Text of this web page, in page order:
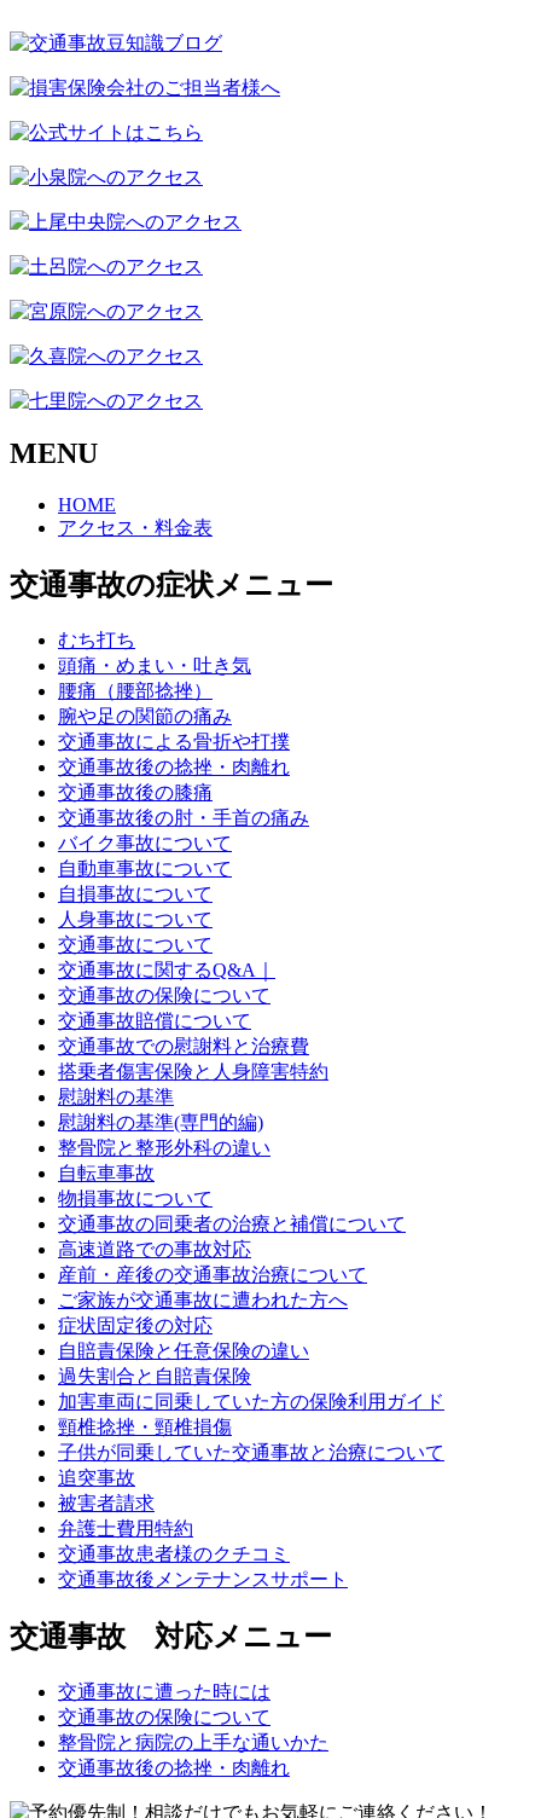
MENU
HOME
アクセス・料金表
交通事故の症状メニュー
むち打ち
頭痛・めまい・吐き気
腰痛（腰部捻挫）
腕や足の関節の痛み
交通事故による骨折や打撲
交通事故後の捻挫・肉離れ
交通事故後の膝痛
交通事故後の肘・手首の痛み
バイク事故について
自動車事故について
自損事故について
人身事故について
交通事故について
交通事故に関するQ&A｜
交通事故の保険について
交通事故賠償について
交通事故での慰謝料と治療費
搭乗者傷害保険と人身障害特約
慰謝料の基準
慰謝料の基準(専門的編)
整骨院と整形外科の違い
自転車事故
物損事故について
交通事故の同乗者の治療と補償について
高速道路での事故対応
産前・産後の交通事故治療について
ご家族が交通事故に遭われた方へ
症状固定後の対応
自賠責保険と任意保険の違い
過失割合と自賠責保険
加害車両に同乗していた方の保険利用ガイド
頸椎捻挫・頸椎損傷
子供が同乗していた交通事故と治療について
追突事故
被害者請求
弁護士費用特約
交通事故患者様のクチコミ
交通事故後メンテナンスサポート
交通事故 対応メニュー
交通事故に遭った時には
交通事故の保険について
整骨院と病院の上手な通いかた
交通事故後の捻挫・肉離れ